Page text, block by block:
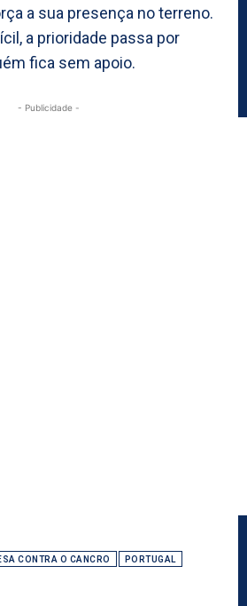
a sua presença no terreno.
a prioridade passa por
fica sem apoio.
- Publicidade -
CONTRA O CANCRO PORTUGAL